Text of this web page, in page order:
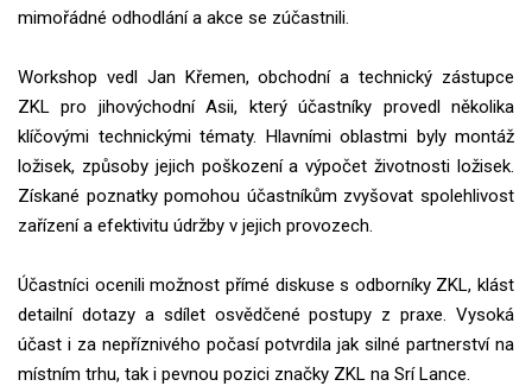
mimořádné odhodlání a akce se zúčastnili.
Workshop vedl Jan Křemen, obchodní a technický zástupce
ZKL pro jihovýchodní Asii, který účastníky provedl několika
klíčovými technickými tématy. Hlavními oblastmi byly montáž
ložisek, způsoby jejich poškození a výpočet životnosti ložisek.
Získané poznatky pomohou účastníkům zvyšovat spolehlivost
zařízení a efektivitu údržby v jejich provozech.
Účastníci ocenili možnost přímé diskuse s odborníky ZKL, klást
detailní dotazy a sdílet osvědčené postupy z praxe. Vysoká
účast i za nepříznivého počasí potvrdila jak silné partnerství na
místním trhu, tak i pevnou pozici značky ZKL na Srí Lance.